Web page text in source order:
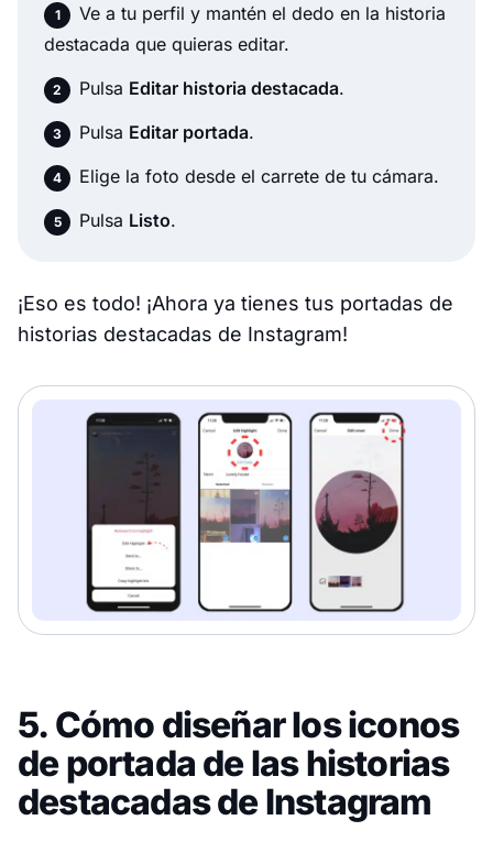
Ve a tu perfil y mantén el dedo en la historia
destacada que quieras editar.
Pulsa Editar historia destacada.
Pulsa Editar portada.
Elige la foto desde el carrete de tu cámara.
Pulsa Listo.
¡Eso es todo! ¡Ahora ya tienes tus portadas de
historias destacadas de Instagram!
5. Cómo diseñar los iconos
de portada de las historias
destacadas de Instagram